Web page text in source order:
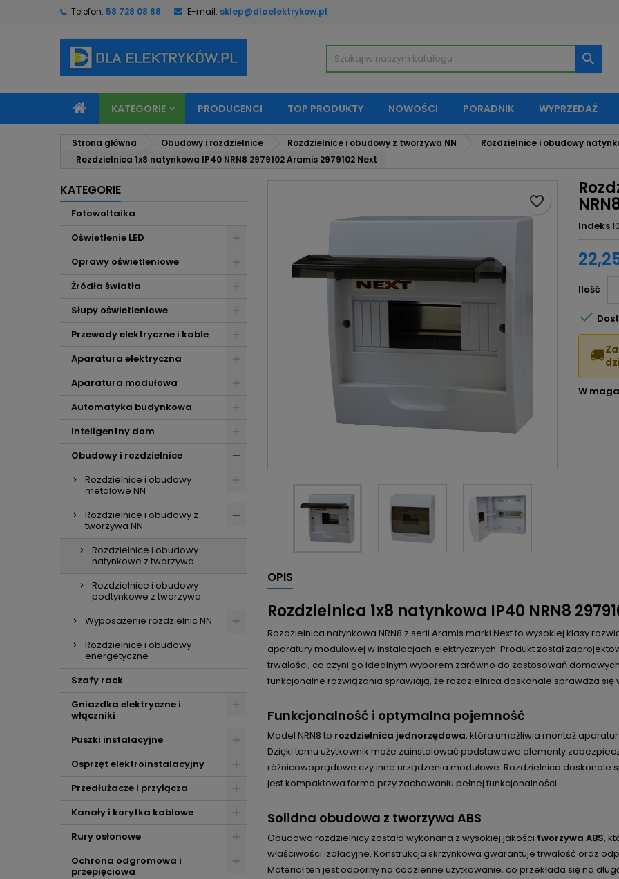
Telefon: 58 728 08 88 E-mail: sklep@dlaelektrykow.pl

KATEGORIE PRODUCENCI TOP PRODUKTY NOWOŚCI PORADNIK WYPRZEDAŻ
Strona główna Obudowy i rozdzielnice Rozdzielnice i obudowy z tworzywa NN
Rozdzielnice i obudowy
Rozdzielnica 1x8 natynkowa IP40 NRN8 2979102 Aramis 2979102 Next
KATEGORIE
Fotowoltaika
Oświetlenie LED
Oprawy oświetleniowe
Źródła światła
Słupy oświetleniowe
Przewody elektryczne i kable
Aparatura elektryczna
Aparatura modułowa
Automatyka budynkowa
Inteligentny dom
Obudowy i rozdzielnice
Rozdzielnice i obudowy
metalowe NN
Rozdzielnice i obudowy z
tworzywa NN
Rozdzielnice i obudowy
natynkowe z tworzywa
Rozdzielnice i obudowy
podtynkowe z tworzywa
Wyposażenie rozdzielnic NN
Rozdzielnice i obudowy
energetyczne
Szafy rack
Gniazdka elektryczne i
włączniki
Puszki instalacyjne
Osprzęt elektroinstalacyjny
Przedłużacze i przyłącza
Kanały i korytka kablowe
Rury osłonowe
Ochrona odgromowa i
przepięciowa
Indeks
Ilość
favorite_border

🚚
W
OPIS
Rozdzielnica 1x8 natynkowa IP40 NRN8
Rozdzielnica natynkowa NRN8 z serii Aramis marki Next to wysokiej klasy
aparatury modułowej w instalacjach elektrycznych. Produkt został
trwałości, co czyni go idealnym wyborem zarówno do zastosowań
funkcjonalne rozwiązania sprawiają, że rozdzielnica doskonale sprawdza
Funkcjonalność i optymalna pojemność
Model NRN8 to rozdzielnica jednorzędowa, która umożliwia montaż
Dzięki temu użytkownik może zainstalować podstawowe elementy
różnicowoprądowe czy inne urządzenia modułowe. Rozdzielnica doskonale
jest kompaktowa forma przy zachowaniu pełnej funkcjonalności.
Solidna obudowa z tworzywa ABS
Obudowa rozdzielnicy została wykonana z wysokiej jakości tworzywa ABS,
właściwości izolacyjne. Konstrukcja skrzynkowa gwarantuje trwałość oraz
Materiał ten jest odporny na codzienne użytkowanie, co przekłada się na
Moje listy życzeń
Utwórz nową listę
Utwórz listę życzeń
Utwórz listę życzeń
Zaloguj się
Musisz być zalogowany by zapisać produkty na swojej liście życzeń.